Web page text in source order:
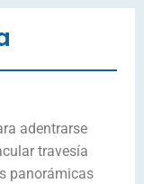
adentrarse
travesía
panorámicas